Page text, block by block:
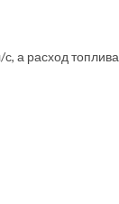
а расход топлива